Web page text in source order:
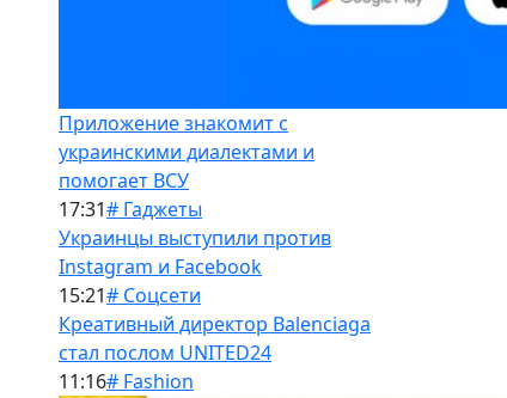
Приложение знакомит с
украинскими диалектами и
помогает ВСУ
17:31# Гаджеты
Украинцы выступили против
Instagram и Facebook
15:21# Соцсети
Креативный директор Balenciaga
стал послом UNITED24
11:16# Fashion